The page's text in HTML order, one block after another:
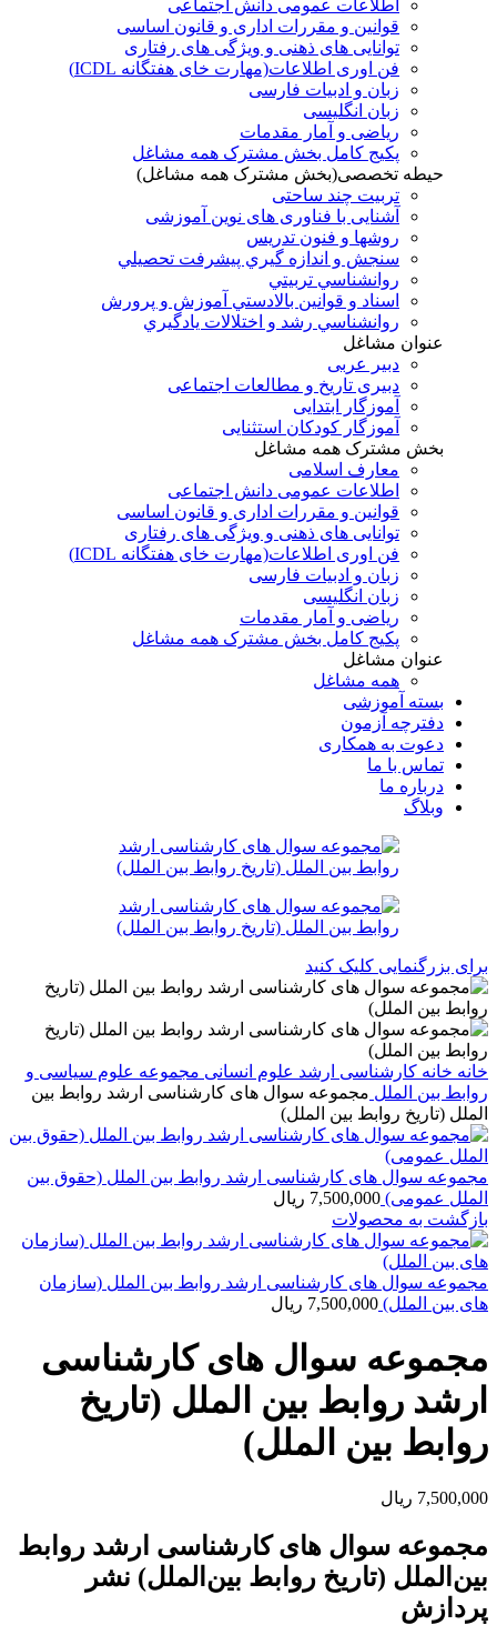
اطلاعات عمومی دانش اجتماعی
قوانین و مقررات اداری و قانون اساسی
توانایی های ذهنی و ویژگی های رفتاری
فن اوری اطلاعات(مهارت خای هفتگانه ICDL)
زبان و ادبیات فارسی
زبان انگلیسی
ریاضی و آمار مقدمات
پکیج کامل بخش مشترک همه مشاغل
حیطه تخصصی(بخش مشترک همه مشاغل)
تربیت چند ساحتی
آشنایی با فناوری های نوین آموزشی
روشها و فنون تدريس
سنجش و اندازه گيري پيشرفت تحصيلي
روانشناسي تربيتي
اسناد و قوانين بالادستي آموزش و پرورش
روانشناسي رشد و اختلالات يادگيري
عنوان مشاغل
دبير عربی
دبیری تاریخ و مطالعات اجتماعی
آموزگار ابتدایی
آموزگار کودکان استثنایی
بخش مشترک همه مشاغل
معارف اسلامی
اطلاعات عمومی دانش اجتماعی
قوانین و مقررات اداری و قانون اساسی
توانایی های ذهنی و ویژگی های رفتاری
فن اوری اطلاعات(مهارت خای هفتگانه ICDL)
زبان و ادبیات فارسی
زبان انگلیسی
ریاضی و آمار مقدمات
پکیج کامل بخش مشترک همه مشاغل
عنوان مشاغل
همه مشاغل
بسته آموزشی
دفترچه آزمون
دعوت به همکاری
تماس با ما
درباره ما
وبلاگ
برای بزرگنمایی کلیک کنید
خانه خانه کارشناسی ارشد علوم انسانی مجموعه علوم سیاسی و
روابط بین الملل مجموعه سوال های کارشناسی ارشد روابط بین
الملل (تاریخ روابط بین الملل)
مجموعه سوال های کارشناسی ارشد روابط بین الملل (حقوق بین
الملل عمومی) 7,500,000 ریال
بازگشت به محصولات
مجموعه سوال های کارشناسی ارشد روابط بین الملل (سازمان
های بین الملل) 7,500,000 ریال
مجموعه سوال های کارشناسی
ارشد روابط بین الملل (تاریخ
روابط بین الملل)
7,500,000 ریال
مجموعه سوال های کارشناسی ارشد روابط
بین‌الملل (تاریخ روابط بین‌الملل) نشر
پردازش